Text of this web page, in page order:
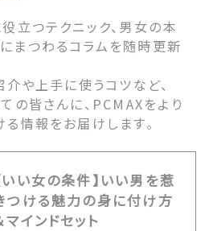
立つテクニック、男女の本
まつわるコラムを随時更新
や上手に使うコツなど、
の皆さんに、PCMAXをより
情報をお届けします。
いい女の条件】いい男を惹
つける魅力の身に付け方
マインドセット